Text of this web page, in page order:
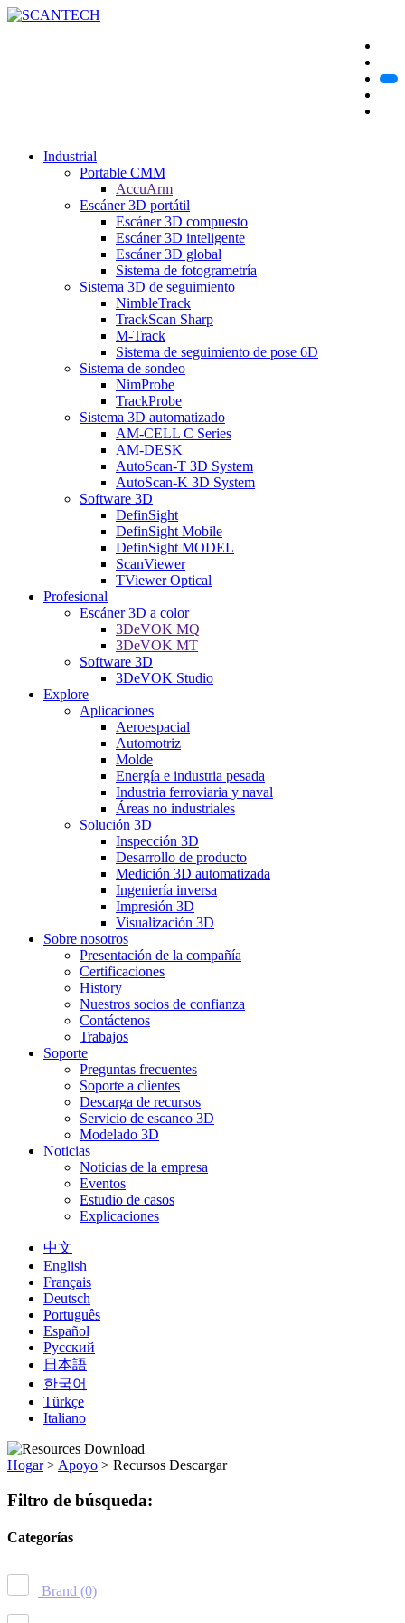
Industrial
Portable CMM
AccuArm
Escáner 3D portátil
Escáner 3D compuesto
Escáner 3D inteligente
Escáner 3D global
Sistema de fotogrametría
Sistema 3D de seguimiento
NimbleTrack
TrackScan Sharp
M-Track
Sistema de seguimiento de pose 6D
Sistema de sondeo
NimProbe
TrackProbe
Sistema 3D automatizado
AM-CELL C Series
AM-DESK
AutoScan-T 3D System
AutoScan-K 3D System
Software 3D
DefinSight
DefinSight Mobile
DefinSight MODEL
ScanViewer
TViewer Optical
Profesional
Escáner 3D a color
3DeVOK MQ
3DeVOK MT
Software 3D
3DeVOK Studio
Explore
Aplicaciones
Aeroespacial
Automotriz
Molde
Energía e industria pesada
Industria ferroviaria y naval
Áreas no industriales
Solución 3D
Inspección 3D
Desarrollo de producto
Medición 3D automatizada
Ingeniería inversa
Impresión 3D
Visualización 3D
Sobre nosotros
Presentación de la compañía
Certificaciones
History
Nuestros socios de confianza
Contáctenos
Trabajos
Soporte
Preguntas frecuentes
Soporte a clientes
Descarga de recursos
Servicio de escaneo 3D
Modelado 3D
Noticias
Noticias de la empresa
Eventos
Estudio de casos
Explicaciones
中文
English
Français
Deutsch
Português
Español
Русский
日本語
한국어
Türkçe
Italiano
Hogar > Apoyo > Recursos Descargar
Filtro de búsqueda:
Categorías
Brand (0)